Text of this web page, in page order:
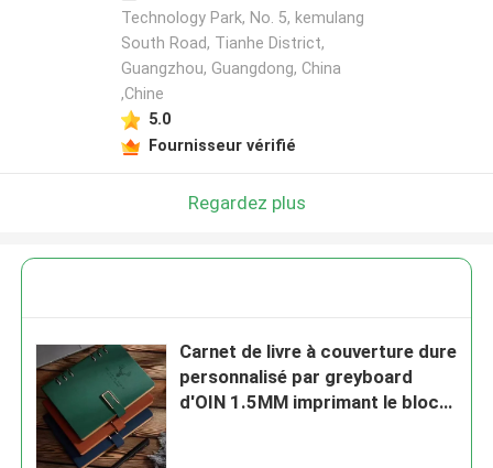
Technology Park, No. 5, kemulang
South Road, Tianhe District,
Guangzhou, Guangdong, China
,Chine
5.0
Fournisseur vérifié
Regardez plus
Carnet de livre à couverture dure
personnalisé par greyboard
d'OIN 1.5MM imprimant le bloc-